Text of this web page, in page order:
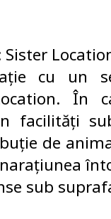
cu un
În
facilități
de
sub